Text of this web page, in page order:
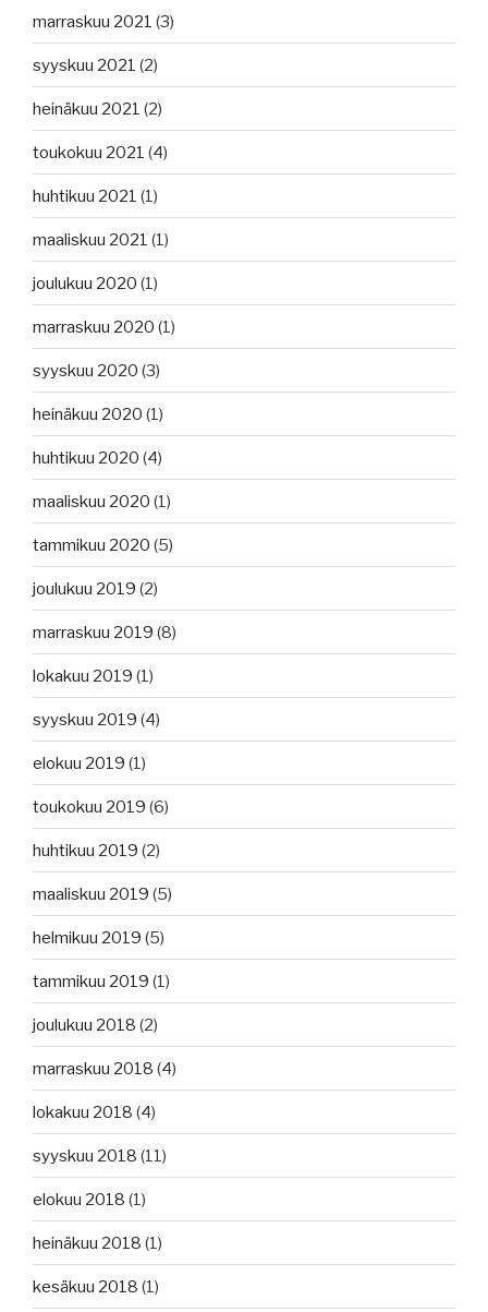
marraskuu 2021 (3)
syyskuu 2021 (2)
heinäkuu 2021 (2)
toukokuu 2021 (4)
huhtikuu 2021 (1)
maaliskuu 2021 (1)
joulukuu 2020 (1)
marraskuu 2020 (1)
syyskuu 2020 (3)
heinäkuu 2020 (1)
huhtikuu 2020 (4)
maaliskuu 2020 (1)
tammikuu 2020 (5)
joulukuu 2019 (2)
marraskuu 2019 (8)
lokakuu 2019 (1)
syyskuu 2019 (4)
elokuu 2019 (1)
toukokuu 2019 (6)
huhtikuu 2019 (2)
maaliskuu 2019 (5)
helmikuu 2019 (5)
tammikuu 2019 (1)
joulukuu 2018 (2)
marraskuu 2018 (4)
lokakuu 2018 (4)
syyskuu 2018 (11)
elokuu 2018 (1)
heinäkuu 2018 (1)
kesäkuu 2018 (1)